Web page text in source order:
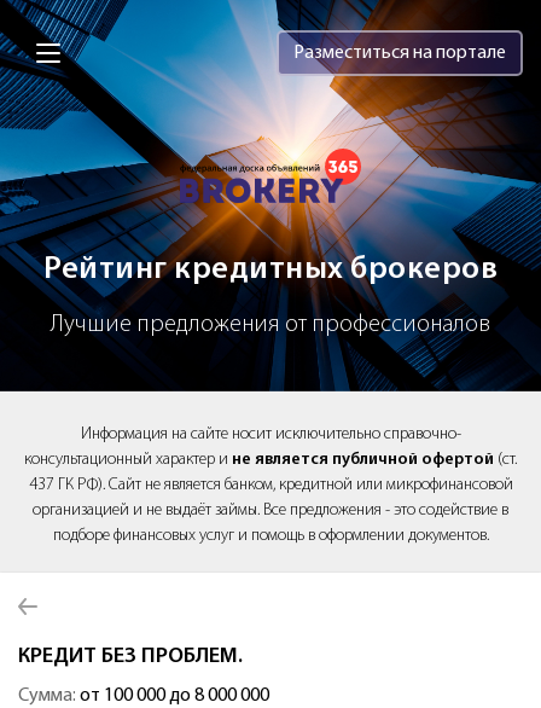
Brokery365 - Рейтинг кредитных
Разместиться на портале
Рейтинг кредитных брокеров
Лучшие предложения от профессионалов
Информация на сайте носит исключительно справочно-
консультационный характер и не является публичной офертой (ст.
437 ГК РФ). Сайт не является банком, кредитной или микрофинансовой
организацией и не выдаёт займы. Все предложения - это содействие в
подборе финансовых услуг и помощь в оформлении документов.
КРЕДИТ БЕЗ ПРОБЛЕМ.
Сумма: от 100 000 до 8 000 000